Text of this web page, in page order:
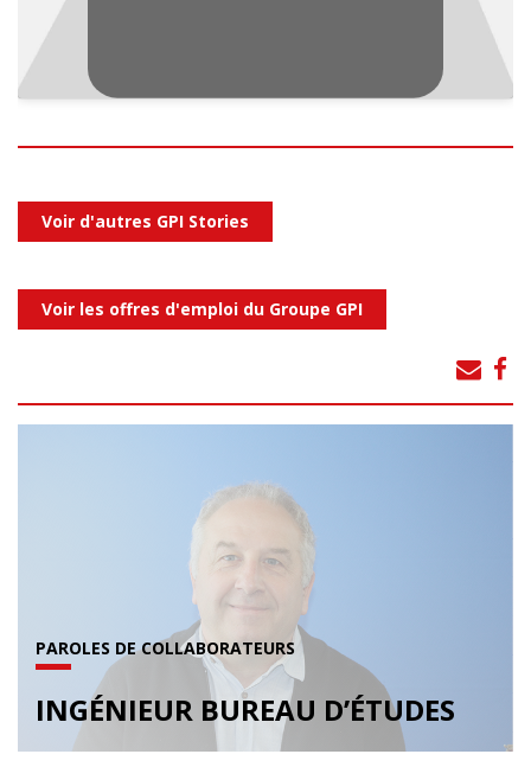
Voir d'autres GPI Stories
Voir les offres d'emploi du Groupe GPI
PAROLES DE COLLABORATEURS
INGÉNIEUR BUREAU D’ÉTUDES